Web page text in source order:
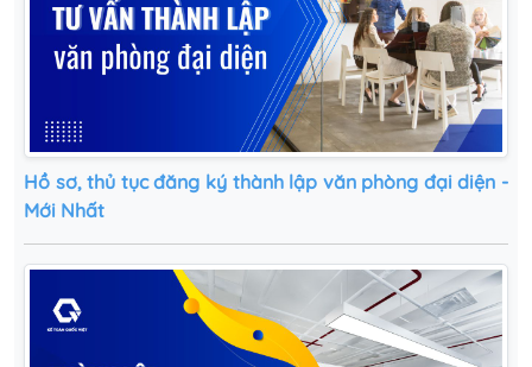
Hồ sơ, thủ tục đăng ký thành lập văn phòng đại diện -
Mới Nhất